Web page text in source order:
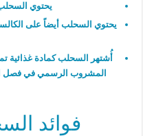
يحتوي السحلب على
يحتوي السحلب أيضاً على
أُشتهر السحلب كمادة غذائية
المشروب الرسمي في فصل
فوائد